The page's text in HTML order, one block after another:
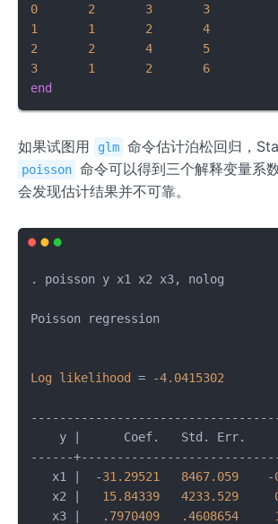
0
2 3
3
1
1 2
4
2
2 4
5
3
1 2
6
end
如果试图用 glm 命令估计泊松回归，
poisson 命令可以得到三个解释变量系
会发现估计结果并不可靠。
. poisson y x1 x2 x3, nolog
Poisson regression
Log
likelihood = -4.0415302
y |      Coef.   Std. Err.
------
   x1 |  -
31.29521 8467.059
    -
   x2 |
15.84339 4233.529
   x3 |
.7970409 .4608654